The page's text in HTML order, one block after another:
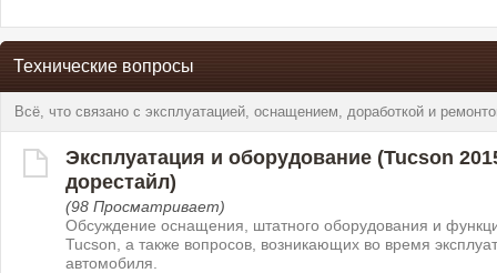
Технические вопросы
Всё, что связано с эксплуатацией, оснащением, доработкой и
Эксплуатация и оборудование (Tucson
дорестайл)
(98 Просматривает)
Обсуждение оснащения, штатного оборудования и
Tucson, а также вопросов, возникающих во время
автомобиля.